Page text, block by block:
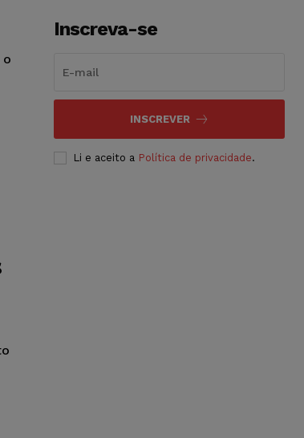
o
Inscreva-se
INSCREVER
Li e aceito a Política de privacidade.